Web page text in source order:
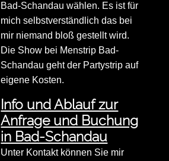
Bad-Schandau wählen. Es ist für
mich selbstverständlich das bei
mir niemand bloß gestellt wird.
Die Show bei Menstrip Bad-
Schandau geht der Partystrip auf
eigene Kosten.
Info und Ablauf zur
Anfrage und Buchung
in Bad-Schandau
Unter Kontakt können Sie mir